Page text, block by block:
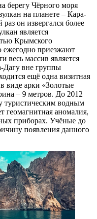
берегу Чёрного моря
на планете – Кара-
он извергался более
является
Крымского
ежегодно приезжают
весь массив является
Дагу вне группы
ещё одна визитная
виде арки «Золотые
– 9 метров. До 2012
туристическим водным
геомагнитная аномалия,
приборах. Учёные до
появления данного